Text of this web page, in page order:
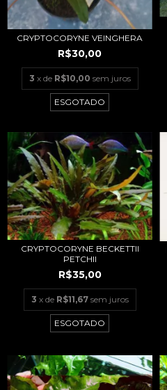
CRYPTOCORYNE VEINGHERA
R$30,00
3 x de R$10,00 sem juros
ESGOTADO
CRYPTOCORYNE BECKETTII
PETCHII
R$35,00
3 x de R$11,67 sem juros
ESGOTADO